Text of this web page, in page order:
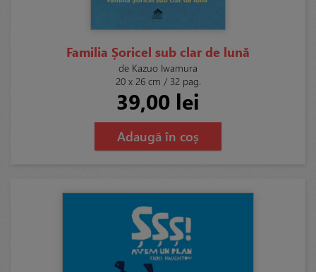
Familia Șoricel sub clar de lună
de Kazuo Iwamura
20 x 26 cm / 32 pag.
39,00 lei
Adaugă în coș